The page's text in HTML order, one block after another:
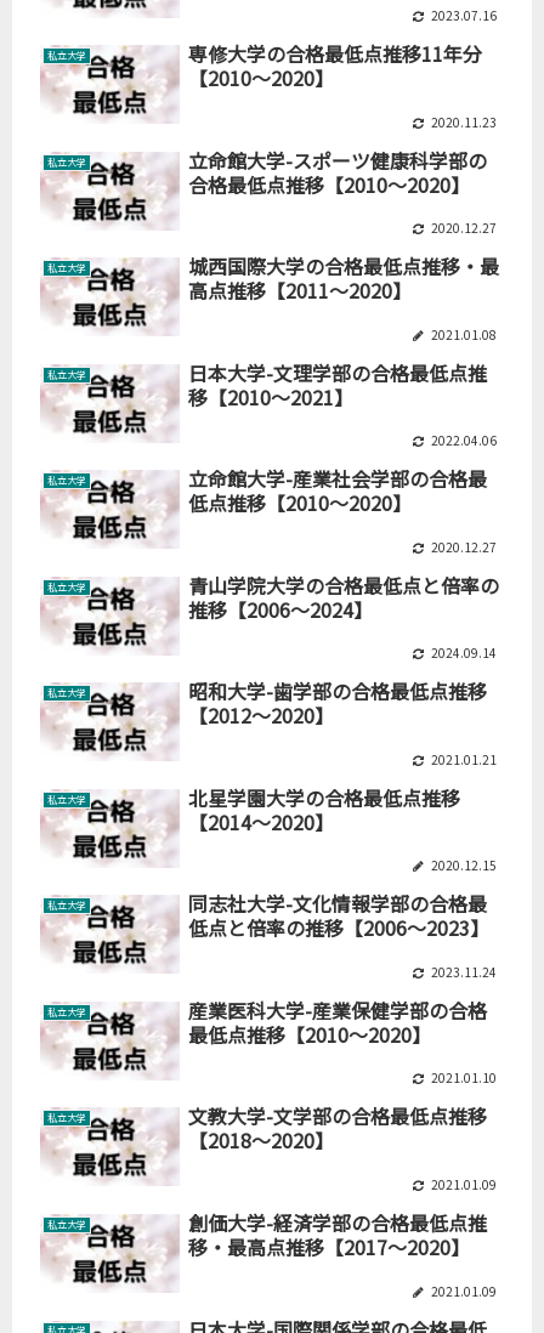
2023.07.16
私立大学
専修大学の合格最低点推移11年分
【2010～2020】
2020.11.23
私立大学
立命館大学-スポーツ健康科学部の
合格最低点推移【2010～2020】
2020.12.27
私立大学
城西国際大学の合格最低点推移・最
高点推移【2011～2020】
2021.01.08
私立大学
日本大学-文理学部の合格最低点推
移【2010～2021】
2022.04.06
私立大学
立命館大学-産業社会学部の合格最
低点推移【2010～2020】
2020.12.27
私立大学
青山学院大学の合格最低点と倍率の
推移【2006～2024】
2024.09.14
私立大学
昭和大学-歯学部の合格最低点推移
【2012～2020】
2021.01.21
私立大学
北星学園大学の合格最低点推移
【2014～2020】
2020.12.15
私立大学
同志社大学-文化情報学部の合格最
低点と倍率の推移【2006～2023】
2023.11.24
私立大学
産業医科大学-産業保健学部の合格
最低点推移【2010～2020】
2021.01.10
私立大学
文教大学-文学部の合格最低点推移
【2018～2020】
2021.01.09
私立大学
創価大学-経済学部の合格最低点推
移・最高点推移【2017～2020】
2021.01.09